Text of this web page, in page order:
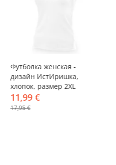
-33%
Футболка женская -
дизайн ИстИришка,
хлопок, размер 2XL
11,99 €
17,95 €